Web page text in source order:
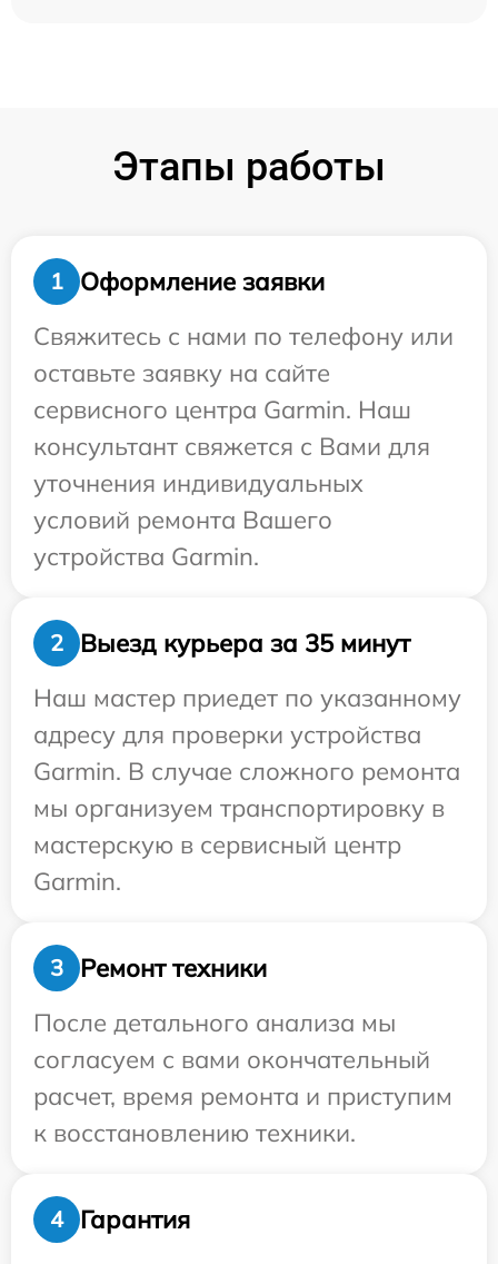
Этапы работы
1
Оформление заявки
Свяжитесь с нами по телефону или
оставьте заявку на сайте
сервисного центра Garmin. Наш
консультант свяжется с Вами для
уточнения индивидуальных
условий ремонта Вашего
устройства Garmin.
2
Выезд курьера за 35 минут
Наш мастер приедет по указанному
адресу для проверки устройства
Garmin. В случае сложного ремонта
мы организуем транспортировку в
мастерскую в сервисный центр
Garmin.
3
Ремонт техники
После детального анализа мы
согласуем с вами окончательный
расчет, время ремонта и приступим
к восстановлению техники.
4
Гарантия